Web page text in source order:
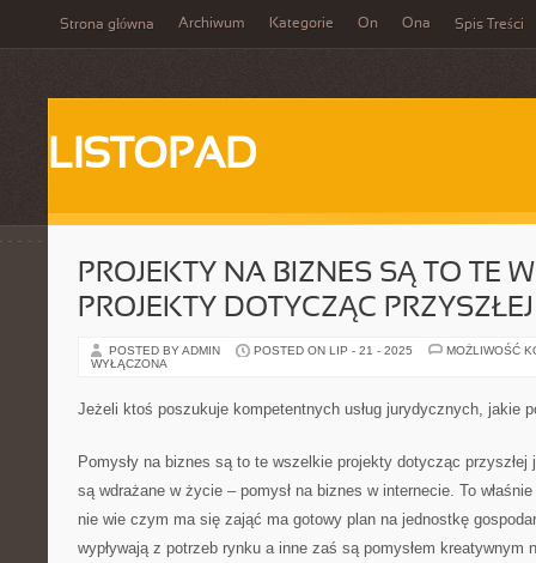
Strona główna Archiwum Kategorie On Ona Spis Treści
LISTOPAD
PROJEKTY NA BIZNES SĄ TO TE
PROJEKTY DOTYCZĄC
POSTED BY ADMIN POSTED ON LIP - 21 - 2025
MOŻLIWOŚĆ
WYŁĄCZONA
Jeżeli ktoś poszukuje kompetentnych usług jurydycznych, jakie
Pomysły na biznes są to te wszelkie projekty dotycząc
są wdrażane w życie – pomysł na biznes w internecie. To
nie wie czym ma się zająć ma gotowy plan na jednostkę
wypływają z potrzeb rynku a inne zaś są pomysłem kreatywnym